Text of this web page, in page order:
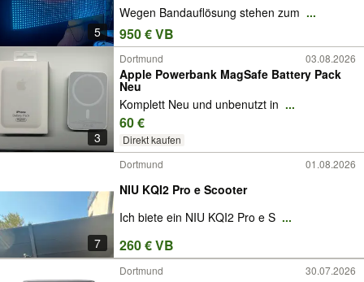
5
Wegen Bandauflösung stehen zum ...
950 € VB
3
Dortmund 03.08.2026
Apple Powerbank MagSafe Battery Pack
Neu
Komplett Neu und unbenutzt in ...
60 €
Direkt kaufen
7
Dortmund 01.08.2026
NIU KQI2 Pro e Scooter
Ich biete ein NIU KQI2 Pro e S ...
260 € VB
Dortmund 30.07.2026